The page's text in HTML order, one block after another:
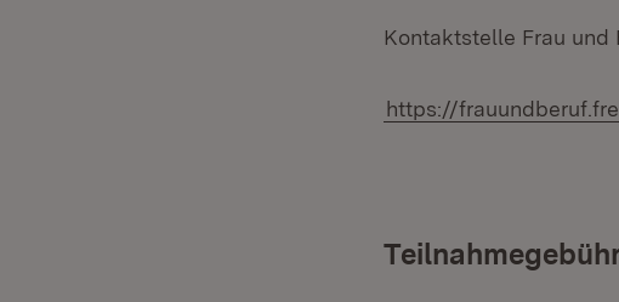
Kontaktstelle Frau und
https://